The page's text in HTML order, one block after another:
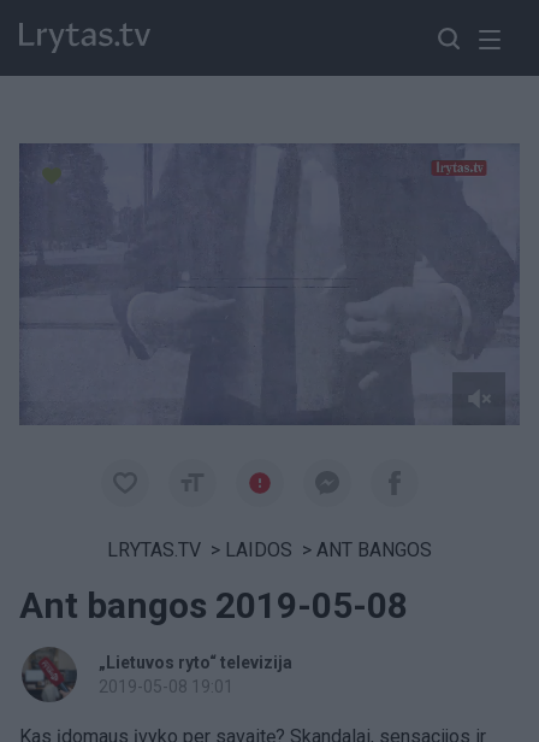
LRYTAS.TV > LAIDOS > ANT BANGOS
Ant bangos 2019-05-08
„Lietuvos ryto“ televizija
2019-05-08 19:01
Kas įdomaus įvyko per savaitę? Skandalai, sensacijos ir